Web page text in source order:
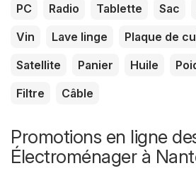
PC Radio Tablette Sac
Vin
Lave linge Plaque de
Satellite
Panier Huile
Filtre
Câble
Promotions en ligne
Électroménager à